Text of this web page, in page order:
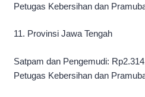
Petugas Kebersihan dan
11. Provinsi Jawa Tengah
Satpam dan Pengemudi:
Petugas Kebersihan dan